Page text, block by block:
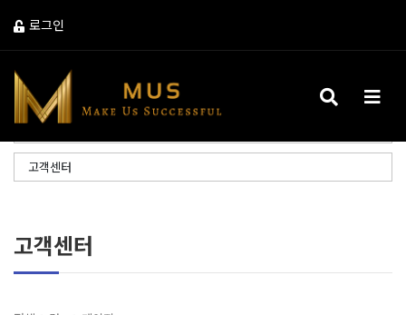
로그인
검색 버튼메뉴
게시판
고객센터
고객센터